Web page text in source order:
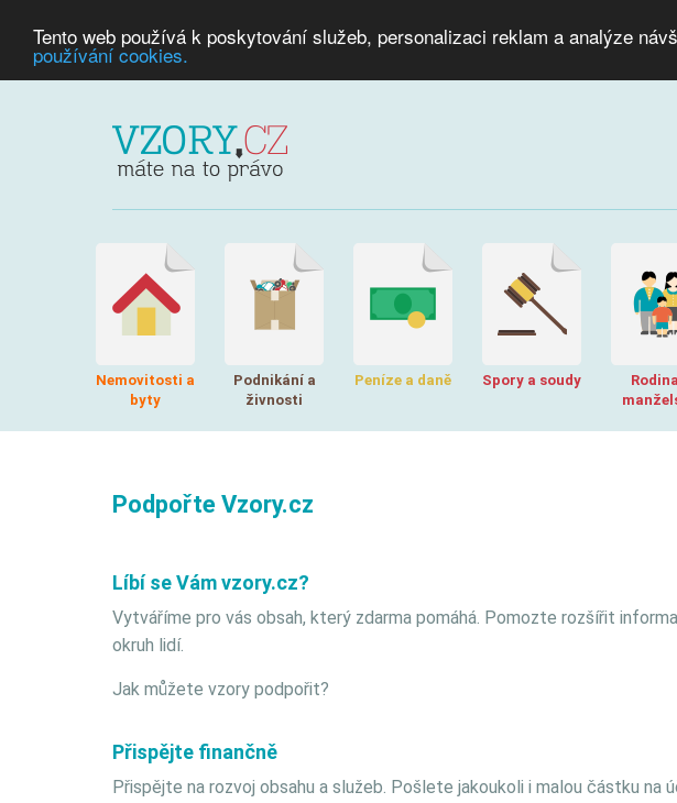
Tento web používá k poskytování služeb, personalizaci reklam a analýze
používání cookies.
Nemovitosti a
byty
Podnikání a
živnosti
Peníze a daně Spory a soudy
Podpořte Vzory.cz
Líbí se Vám vzory.cz?
Vytváříme pro vás obsah, který zdarma pomáhá. Pomozte rozšířit
okruh lidí.
Jak můžete vzory podpořit?
Přispějte finančně
Přispějte na rozvoj obsahu a služeb. Pošlete jakoukoli i malou částku na